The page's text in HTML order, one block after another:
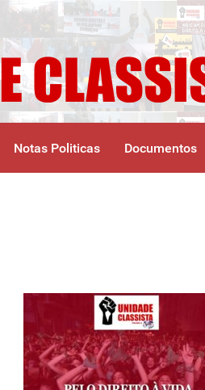
Notas Politicas Documentos